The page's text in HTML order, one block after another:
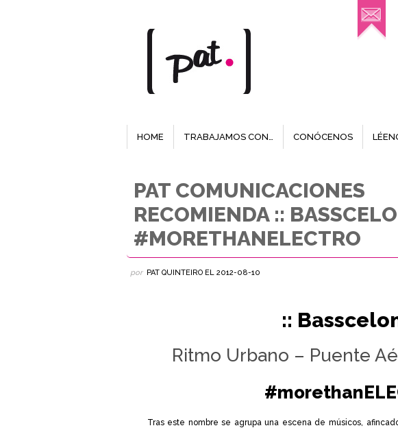
HOME TRABAJAMOS CON… CONÓCENOS
PAT COMUNICACIONES
RECOMIENDA ::
#MORETHANELECTRO
por PAT QUINTEIROEL 2012-08-10
::
Ritmo Urbano – Puente
Tras este nombre se agrupa una escena de músicos,